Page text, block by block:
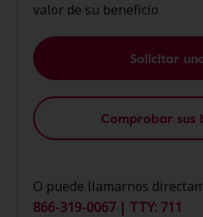
valor de su beneficio
Solicitar
Comprobar sus
O puede llamarnos
866-319-0067 | TTY: 711